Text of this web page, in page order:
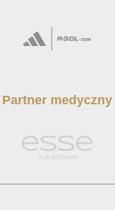
Partner medyczny